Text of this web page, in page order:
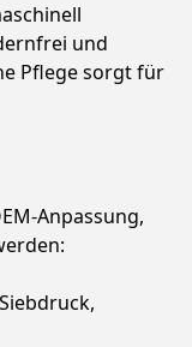
und
Pflege sorgt für
Anpassung,